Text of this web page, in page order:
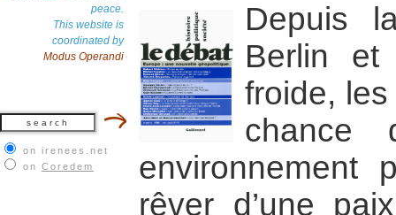
peace.
This website is
coordinated by
Modus Operandi
on irenees.net
on Coredem
Depuis
Berlin
froide,
chance
environnement
rêver d’une